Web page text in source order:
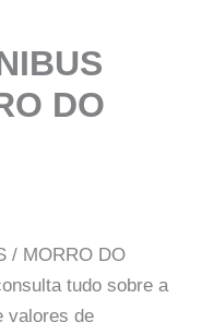
DO
/ MORRO DO
tudo sobre a
valores de